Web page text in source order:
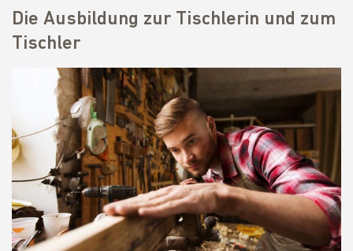
Die Ausbildung zur Tischlerin und zum
Tischler